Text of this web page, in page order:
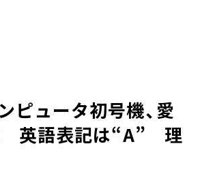
ピュータ初号機、愛
英語表記は“A” 理